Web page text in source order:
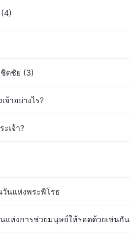
ชิตชัย (3)
จ้าอย่างไร?
ะเจ้า?
นแห่งพระพิโรธ
แห่งการช่วยมนุษย์ให้รอดด้วยเช่นกัน